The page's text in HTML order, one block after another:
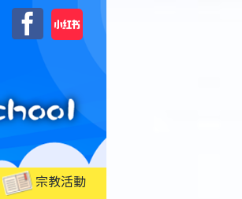
Facebook
自
訂
宗教活動